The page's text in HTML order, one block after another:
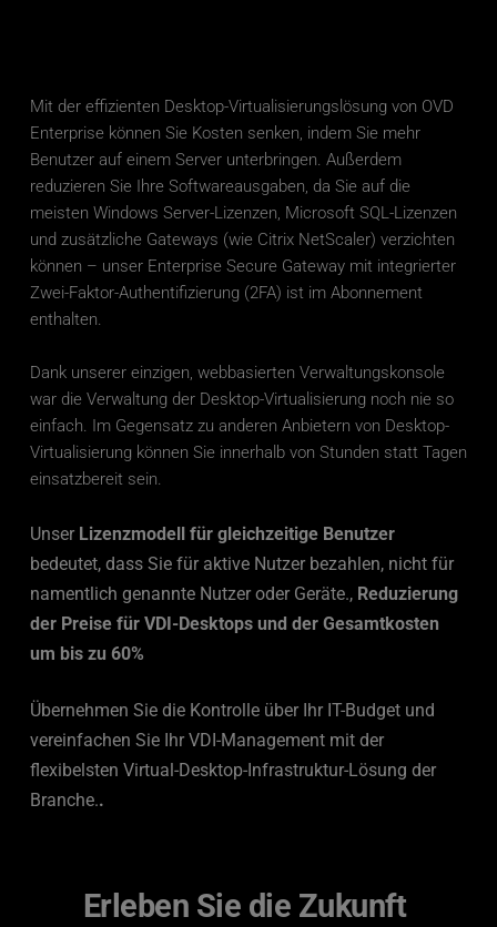
Mit der effizienten Desktop-Virtualisierungslösung von OVD
Enterprise können Sie Kosten senken, indem Sie mehr
Benutzer auf einem Server unterbringen. Außerdem
reduzieren Sie Ihre Softwareausgaben, da Sie auf die
meisten Windows Server-Lizenzen, Microsoft SQL-Lizenzen
und zusätzliche Gateways (wie Citrix NetScaler) verzichten
können – unser Enterprise Secure Gateway mit integrierter
Zwei-Faktor-Authentifizierung (2FA) ist im Abonnement
enthalten.
Dank unserer einzigen, webbasierten Verwaltungskonsole
war die Verwaltung der Desktop-Virtualisierung noch nie so
einfach. Im Gegensatz zu anderen Anbietern von Desktop-
Virtualisierung können Sie innerhalb von Stunden statt Tagen
einsatzbereit sein.
Unser Lizenzmodell für gleichzeitige Benutzer
bedeutet, dass Sie für aktive Nutzer bezahlen, nicht für
namentlich genannte Nutzer oder Geräte., Reduzierung
der Preise für VDI-Desktops und der Gesamtkosten
um bis zu 60%
Übernehmen Sie die Kontrolle über Ihr IT-Budget und
vereinfachen Sie Ihr VDI-Management mit der
flexibelsten Virtual-Desktop-Infrastruktur-Lösung der
Branche..
Erleben Sie die Zukunft